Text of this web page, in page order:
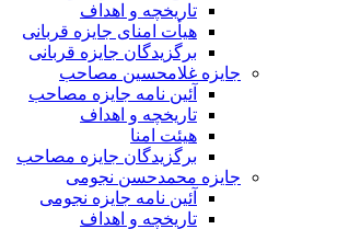
تاریخچه و اهداف
هیأت امنای جایزه قربانی
برگزیدگان جایزه قربانی
جایزه غلامحسین مصاحب
آئین نامه جایزه مصاحب
تاریخچه و اهداف
هیئت امنا
برگزیدگان جایزه مصاحب
جایزه محمدحسن نجومی
آئین نامه جایزه نجومی
تاریخچه و اهداف